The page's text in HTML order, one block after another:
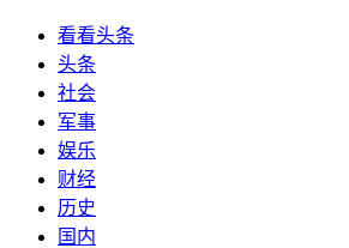
看看头条
头条
社会
军事
娱乐
财经
历史
国内